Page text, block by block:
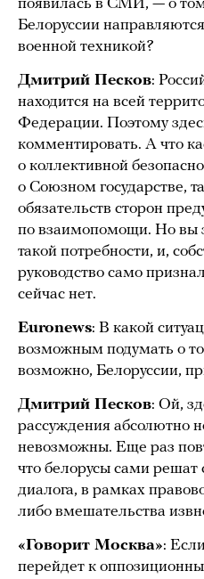
появилась в СМИ, — о
Белоруссии
военной техникой?
Дмитрий Песков:
находится на всей
Федерации. Поэтому
комментировать. А что
о коллективной
о Союзном государстве,
обязательств сторон
по взаимопомощи. Но вы
такой потребности, и,
руководство само
сейчас нет.
Euronews: В какой
возможным подумать о
возможно, Белоруссии,
Дмитрий Песков: Ой,
рассуждения абсолютно
невозможны. Еще раз
что белорусы сами
диалога, в рамках
либо вмешательства
«Говорит Москва»:
перейдет к